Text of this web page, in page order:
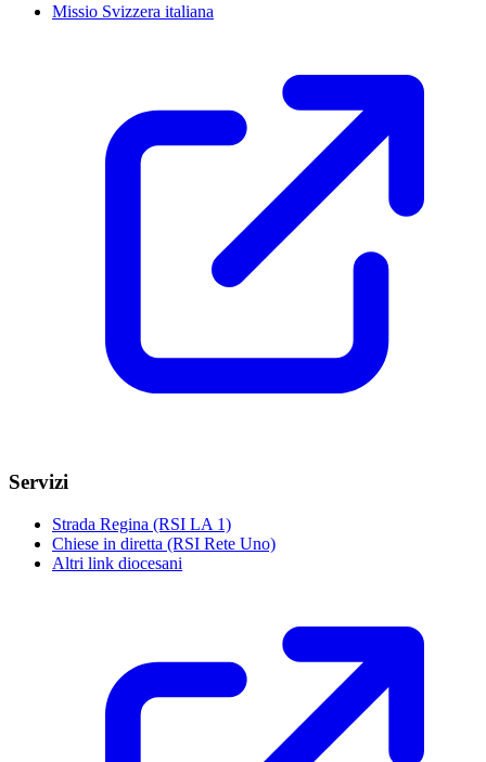
Missio Svizzera italiana
Servizi
Strada Regina (RSI LA 1)
Chiese in diretta (RSI Rete Uno)
Altri link diocesani